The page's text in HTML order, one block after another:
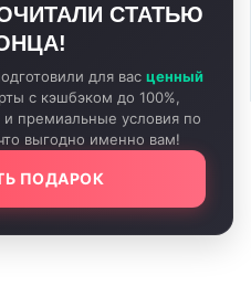
СТАТЬЮ
для вас ценный
с кэшбэком до 100%,
премиальные условия по
выгодно именно вам!
ПОДАРОК